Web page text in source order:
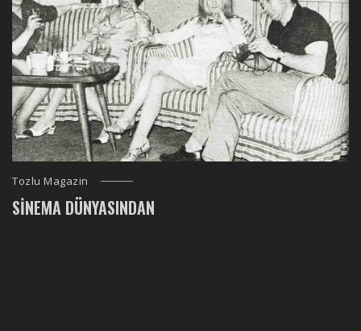
Tozlu Magazin
SINEMA DÜNYASINDAN